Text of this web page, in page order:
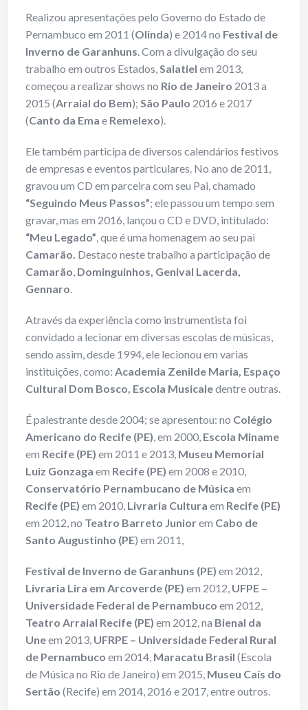
Realizou apresentações pelo Governo do Estado de
Pernambuco em 2011 (Olinda) e 2014 no Festival de
Inverno de Garanhuns. Com a divulgação do seu
trabalho em outros Estados,Salatiel em 2013,
começou a realizar shows no Rio de Janeiro 2013 a
2015 (Arraial do Bem); São Paulo 2016 e 2017
(Canto da Ema e Remelexo).
Ele também participa de diversos calendários festivos
de empresas e eventos particulares. No ano de 2011,
gravou um CD em parceira com seu Pai, chamado
“Seguindo Meus Passos”; ele passou um tempo sem
gravar, mas em 2016, lançou o CD e DVD, intitulado:
“Meu Legado”, que é uma homenagem ao seu pai
Camarão. Destaco neste trabalho a participação de
Camarão, Dominguinhos, Genival Lacerda,
Gennaro.
Através da experiência como instrumentista foi
convidado a lecionar em diversas escolas de músicas,
sendo assim, desde 1994, ele lecionou em varias
instituições, como: Academia Zenilde Maria, Espaço
Cultural Dom Bosco, Escola Musicaledentre outras.
É palestrante desde 2004; se apresentou: no Colégio
Americano do Recife (PE), em 2000, Escola Miname
em Recife (PE) em 2011 e 2013, Museu Memorial
Luiz Gonzaga em Recife (PE) em 2008 e 2010,
Conservatório Pernambucano de Música em
Recife (PE) em 2010, Livraria Cultura em Recife (PE)
em 2012, no Teatro Barreto Juniorem Cabo de
Santo Augustinho (PE) em 2011,
Festival de Inverno de Garanhuns (PE) em 2012,
Livraria Lira em Arcoverde (PE) em 2012, UFPE –
Universidade Federal de Pernambuco em 2012,
Teatro Arraial Recife (PE) em 2012, na Bienal da
Uneem 2013, UFRPE – Universidade Federal Rural
de Pernambuco em 2014, Maracatu Brasil (Escola
de Música no Rio de Janeiro) em 2015, Museu Caís do
Sertão (Recife) em 2014, 2016 e 2017, entre outros.